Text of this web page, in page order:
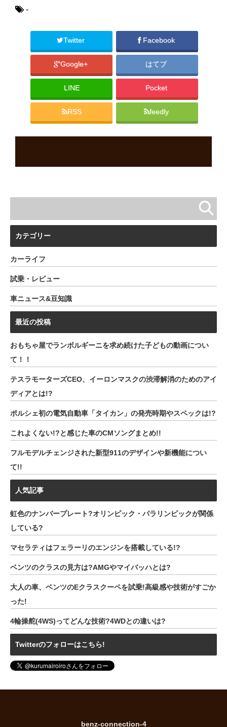
-
Twitter Facebook
Google+ はてブ
LINE Pocket
RSS feedly
カテゴリー
カーライフ
試乗・レビュー
車ニュース&豆知識
最近の投稿
おもちゃ屋でランボルギーニを求め続けた子どもの動画につい
て！！
テスラモーターズCEO、イーロンマスクの渋滞解消のためのアイ
ディアとは!?
ポルシェ初の電気自動車「タイカン」の発売時期やスペックは!?
これよくない!?と感じた車のCMソングまとめ!!
フルモデルチェンジされた新型911のデザインや新機能につい
て!!
人気記事
虹色のナンバープレート?オリンピック・パラリンピックが関係
している?
マセラティはフェラーリのエンジンを搭載している!?
ベンツのクラスの見方は?AMGやマイバッハとは?
大人の車、ベンツのEクラスクーペを試乗!高級感や技術がすごか
った!
4輪操舵(4WS)ってどんな技術?4WDとの違いは?
Twitterのフォローはこちら!
benz-connection-4